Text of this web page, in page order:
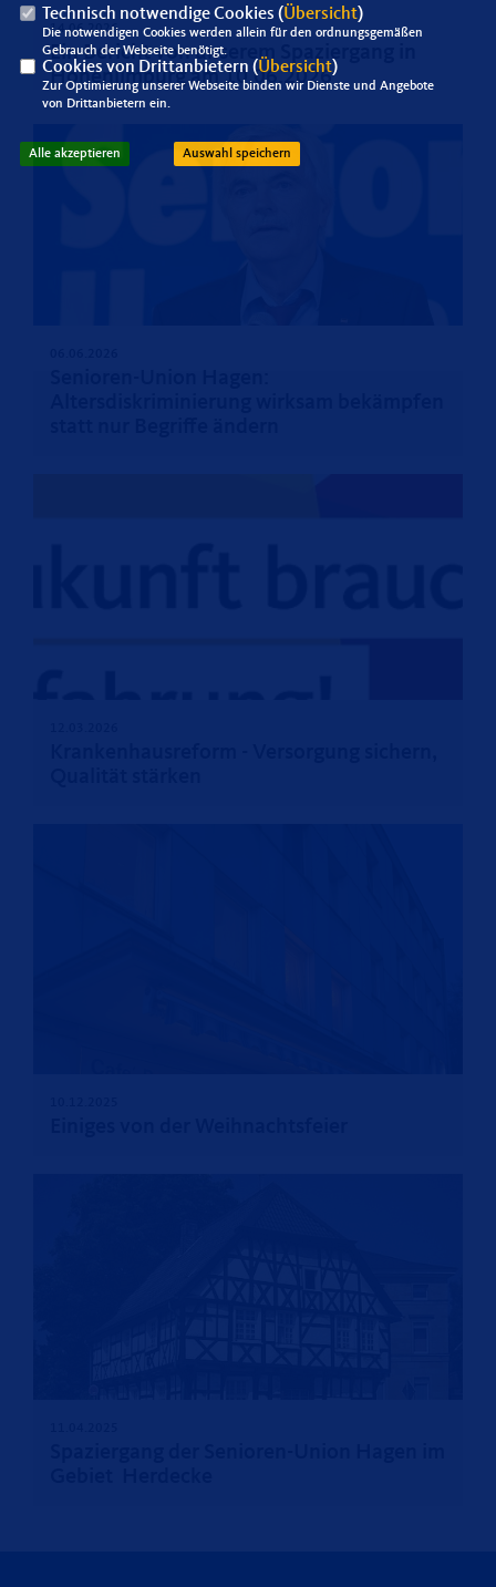
14.06.2026
Ein Bericht von unserem Spaziergang in
Hohenlimburg am 10.06.2026
Technisch notwendige Cookies (Übersicht)
Die notwendigen Cookies werden allein für den ordnungsgemäßen
Gebrauch der Webseite benötigt.
Cookies von Drittanbietern (Übersicht)
Zur Optimierung unserer Webseite binden wir Dienste und Angebote
von Drittanbietern ein.
Alle akzeptieren Auswahl speichern